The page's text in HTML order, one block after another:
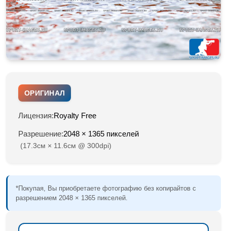
ОРИГИНАЛ
Лицензия:Royalty Free
Разрешение:2048 × 1365 пикселей
(17.3см × 11.6см @ 300dpi)
*Покупая, Вы приобретаете фотографию без копирайтов с
разрешением 2048 × 1365 пикселей.